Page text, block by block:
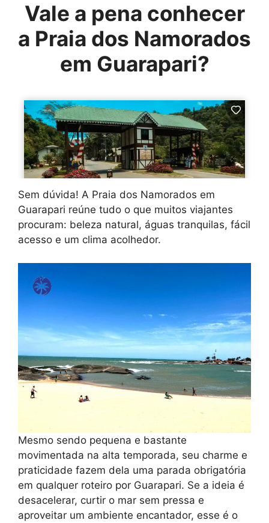
Vale a pena conhecer
a Praia dos Namorados
em Guarapari?
Sem dúvida! A Praia dos Namorados em
Guarapari reúne tudo o que muitos viajantes
procuram: beleza natural, águas tranquilas, fácil
acesso e um clima acolhedor.
Mesmo sendo pequena e bastante
movimentada na alta temporada, seu charme e
praticidade fazem dela uma parada obrigatória
em qualquer roteiro por Guarapari. Se a ideia é
desacelerar, curtir o mar sem pressa e
aproveitar um ambiente encantador, esse é o